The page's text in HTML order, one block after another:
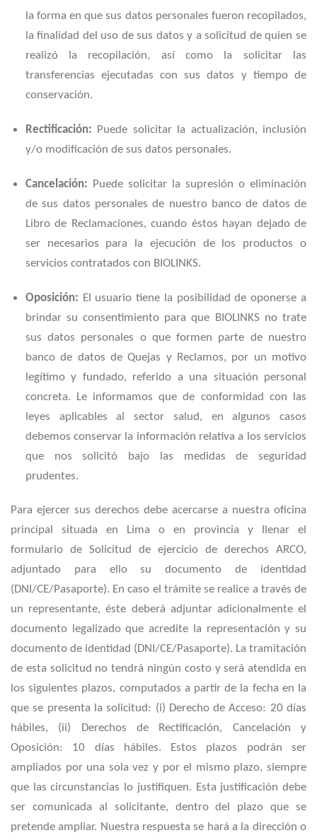
la forma en que sus datos personales fueron recopilados,
la finalidad del uso de sus datos y a solicitud de quien se
realizó la recopilación, así como la solicitar las
transferencias ejecutadas con sus datos y tiempo de
conservación.
Rectificación: Puede solicitar la actualización, inclusión
y/o modificación de sus datos personales.
Cancelación: Puede solicitar la supresión o eliminación
de sus datos personales de nuestro banco de datos de
Libro de Reclamaciones, cuando éstos hayan dejado de
ser necesarios para la ejecución de los productos o
servicios contratados con BIOLINKS.
Oposición: El usuario tiene la posibilidad de oponerse a
brindar su consentimiento para que BIOLINKS no trate
sus datos personales o que formen parte de nuestro
banco de datos de Quejas y Reclamos, por un motivo
legítimo y fundado, referido a una situación personal
concreta. Le informamos que de conformidad con las
leyes aplicables al sector salud, en algunos casos
debemos conservar la información relativa a los servicios
que nos solicitó bajo las medidas de seguridad
prudentes.
Para ejercer sus derechos debe acercarse a nuestra oficina
principal situada en Lima o en provincia y llenar el
formulario de Solicitud de ejercicio de derechos ARCO,
adjuntado para ello su documento de identidad
(DNI/CE/Pasaporte). En caso el trámite se realice a través de
un representante, éste deberá adjuntar adicionalmente el
documento legalizado que acredite la representación y su
documento de identidad (DNI/CE/Pasaporte). La tramitación
de esta solicitud no tendrá ningún costo y será atendida en
los siguientes plazos, computados a partir de la fecha en la
que se presenta la solicitud: (i) Derecho de Acceso: 20 días
hábiles, (ii) Derechos de Rectificación, Cancelación y
Oposición: 10 días hábiles. Estos plazos podrán ser
ampliados por una sola vez y por el mismo plazo, siempre
que las circunstancias lo justifiquen. Esta justificación debe
ser comunicada al solicitante, dentro del plazo que se
pretende ampliar. Nuestra respuesta se hará a la dirección o